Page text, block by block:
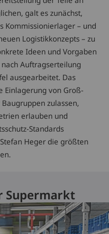
galt es zunächst,
Kommissionierlager – und
Logistikkonzepts – zu
Ideen und Vorgaben
Auftragserteilung
ausgearbeitet. Das
Einlagerung von Groß-
zulassen,
erlauben und
Standards
Heger die größten
Supermarkt